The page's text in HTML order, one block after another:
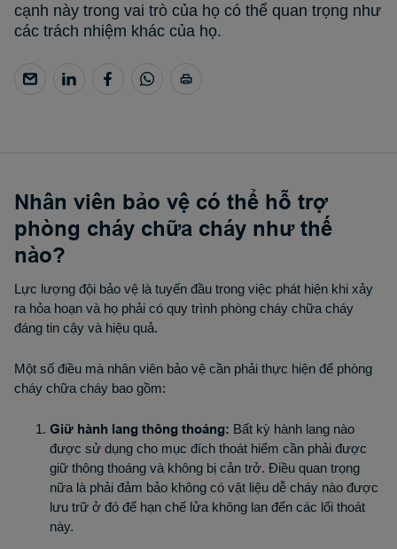
cạnh này trong vai trò của họ có thể quan trọng như
các trách nhiệm khác của họ.
Nhân viên bảo vệ có thể hỗ trợ
phòng cháy chữa cháy như thế
nào?
Lực lượng đội bảo vệ là tuyến đầu trong việc phát hiện khi xảy
ra hỏa hoạn và họ phải có quy trình phòng cháy chữa cháy
đáng tin cậy và hiệu quả.
Một số điều mà nhân viên bảo vệ cần phải thực hiện để phòng
cháy chữa cháy bao gồm:
Giữ hành lang thông thoáng: Bất kỳ hành lang nào
được sử dụng cho mục đích thoát hiểm cần phải được
giữ thông thoáng và không bị cản trở. Điều quan trọng
nữa là phải đảm bảo không có vật liệu dễ cháy nào được
lưu trữ ở đó để hạn chế lửa không lan đến các lối thoát
này.